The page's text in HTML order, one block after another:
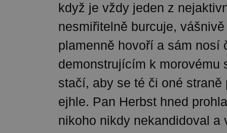
když je vždy jeden z
nesmiřitelně burcuje,
plamenně hovoří a sám nosí
demonstrujícím k morovému
stačí, aby se té či oné straně
ejhle. Pan Herbst hned
nikoho nikdy nekandidoval a